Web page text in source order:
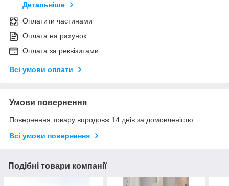
Детальніше
Оплатити частинами
Оплата на рахунок
Оплата за реквізитами
Всі умови оплати
Умови повернення
Повернення товару впродовж 14 днів за домовленістю
Всі умови повернення
Подібні товари компанії